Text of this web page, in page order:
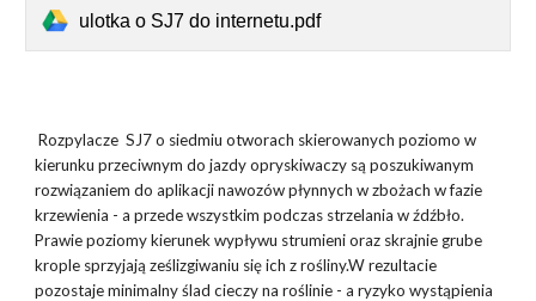
ulotka o SJ7 do internetu.pdf
Rozpylacze SJ7 o siedmiu otworach skierowanych poziomo w
kierunku przeciwnym do jazdy opryskiwaczy są poszukiwanym
rozwiązaniem do aplikacji nawozów płynnych w zbożach w fazie
krzewienia - a przede wszystkim podczas strzelania w źdźbło.
Prawie poziomy kierunek wypływu strumieni oraz skrajnie grube
krople sprzyjają ześlizgiwaniu się ich z rośliny.W rezultacie
pozostaje minimalny ślad cieczy na roślinie - a ryzyko wystąpienia